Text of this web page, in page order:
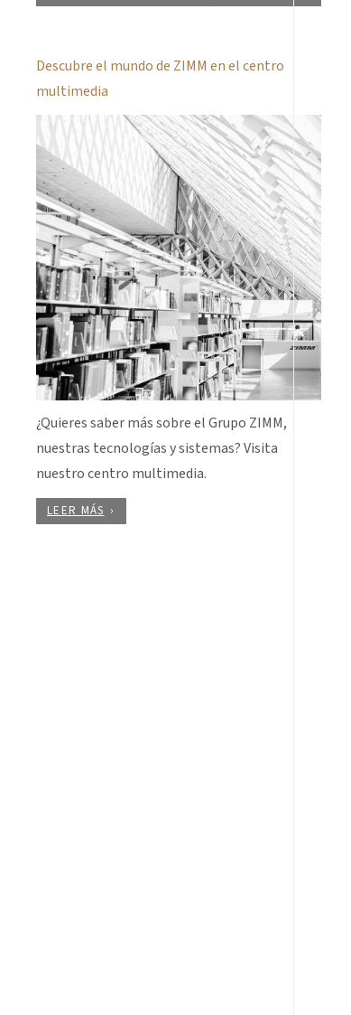
Descubre el mundo de ZIMM en el centro
multimedia
¿Quieres saber más sobre el Grupo ZIMM,
nuestras tecnologías y sistemas? Visita
nuestro centro multimedia.
LEER MÁS